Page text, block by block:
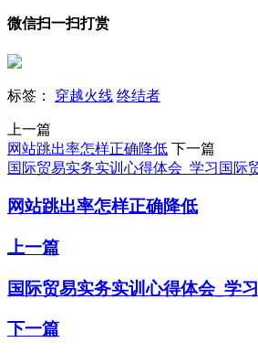
微信扫一扫打赏
标签： 穿越火线 终结者
上一篇
网站跳出率怎样正确降低 下一篇
国际贸易实务实训心得体会_学习国际
网站跳出率怎样正确降低
上一篇
国际贸易实务实训心得体会_学
下一篇